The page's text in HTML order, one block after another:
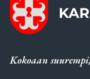
Kokoaan